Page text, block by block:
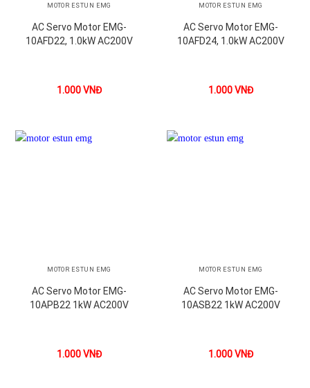
MOTOR ESTUN EMG
AC Servo Motor EMG-
10AFD22, 1.0kW AC200V
1.000VNĐ
MOTOR ESTUN EMG
AC Servo Motor EMG-
10AFD24, 1.0kW AC200V
1.000VNĐ
MOTOR ESTUN EMG
AC Servo Motor EMG-
10APB22 1kW AC200V
1.000VNĐ
MOTOR ESTUN EMG
AC Servo Motor EMG-
10ASB22 1kW AC200V
1.000VNĐ